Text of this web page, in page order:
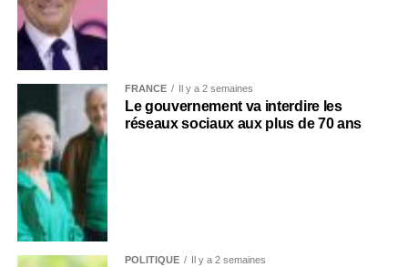
FRANCE Il y a 2 semaines
Le gouvernement va interdire les
réseaux sociaux aux plus de 70 ans
POLITIQUE Il y a 2 semaines